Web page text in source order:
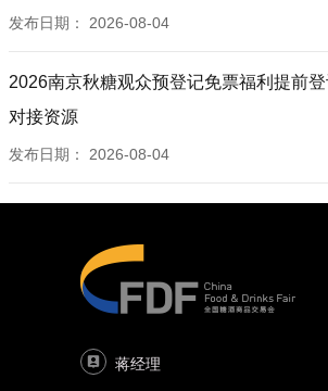
发布日期： 2026-08-04
2026南京秋糖观众预登记免票福利提前
对接资源
发布日期： 2026-08-04
蒋经理